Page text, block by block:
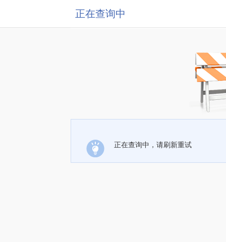
正在查询中
正在查询中，请刷新重试